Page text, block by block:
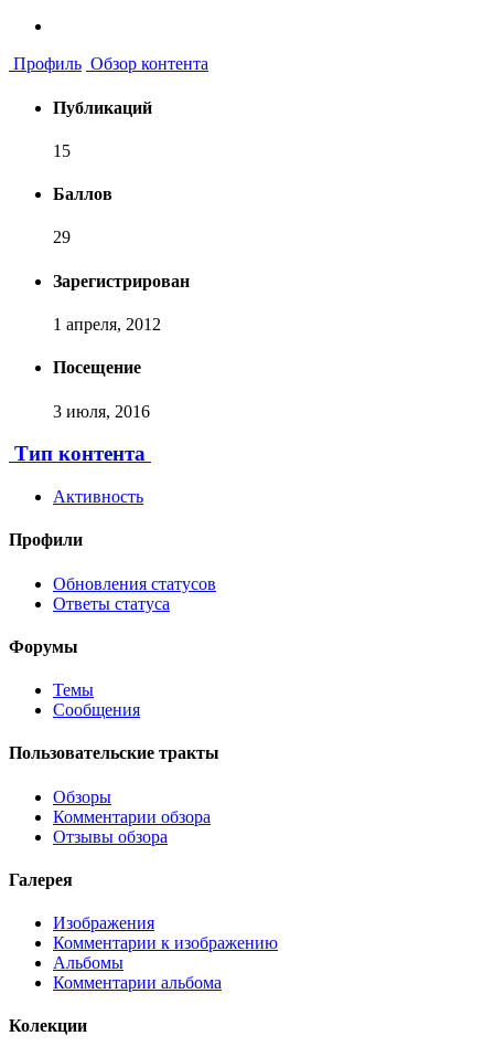
Профиль Обзор контента
Публикаций
15
Баллов
29
Зарегистрирован
1 апреля, 2012
Посещение
3 июля, 2016
Тип контента
Активность
Профили
Обновления статусов
Ответы статуса
Форумы
Темы
Сообщения
Пользовательские тракты
Обзоры
Комментарии обзора
Отзывы обзора
Галерея
Изображения
Комментарии к изображению
Альбомы
Комментарии альбома
Колекции